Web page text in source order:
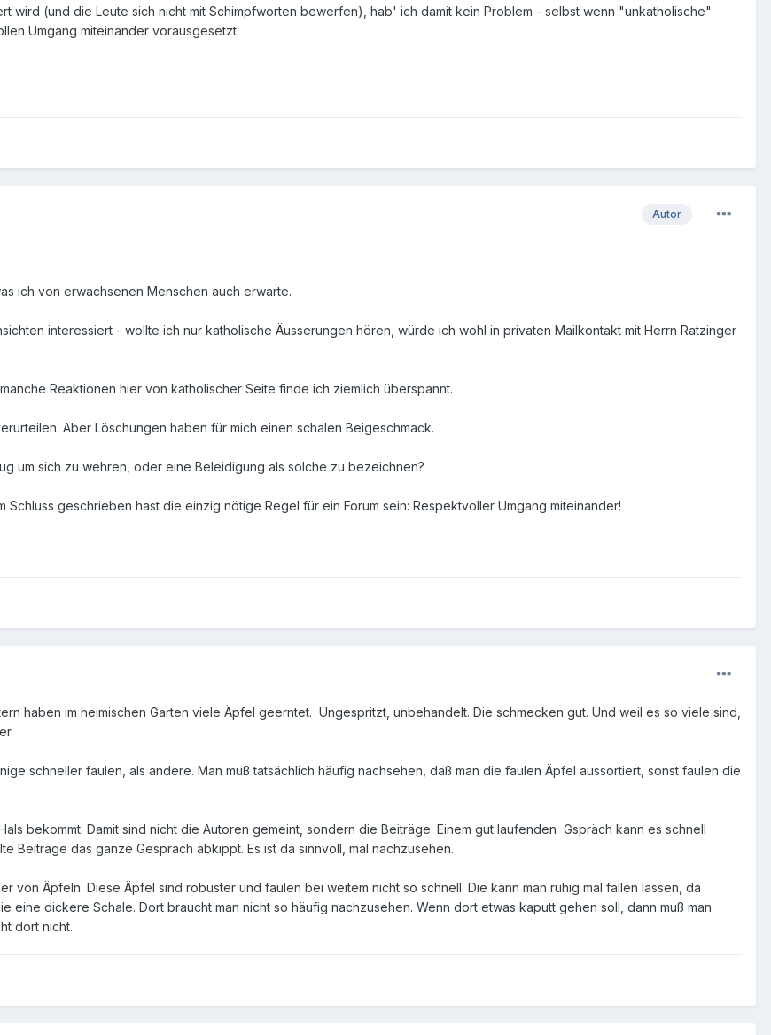
wird (und die Leute sich nicht mit Schimpfworten bewerfen), hab' ich damit kein Problem - selbst wenn "unkatholische"
Umgang miteinander vorausgesetzt.
Autor
ich von erwachsenen Menschen auch erwarte.
interessiert - wollte ich nur katholische Äusserungen hören, würde ich wohl in privaten Mailkontakt mit Herrn Ratzinger
Reaktionen hier von katholischer Seite finde ich ziemlich überspannt.
Aber Löschungen haben für mich einen schalen Beigeschmack.
um sich zu wehren, oder eine Beleidigung als solche zu bezeichnen?
Schluss geschrieben hast die einzig nötige Regel für ein Forum sein: Respektvoller Umgang miteinander!
haben im heimischen Garten viele Äpfel geerntet. Ungespritzt, unbehandelt. Die schmecken gut. Und weil es so viele sind,
schneller faulen, als andere. Man muß tatsächlich häufig nachsehen, daß man die faulen Äpfel aussortiert, sonst faulen die
bekommt. Damit sind nicht die Autoren gemeint, sondern die Beiträge. Einem gut laufenden Gspräch kann es schnell
Beiträge das ganze Gespräch abkippt. Es ist da sinnvoll, mal nachzusehen.
von Äpfeln. Diese Äpfel sind robuster und faulen bei weitem nicht so schnell. Die kann man ruhig mal fallen lassen, da
eine dickere Schale. Dort braucht man nicht so häufig nachzusehen. Wenn dort etwas kaputt gehen soll, dann muß man
dort nicht.